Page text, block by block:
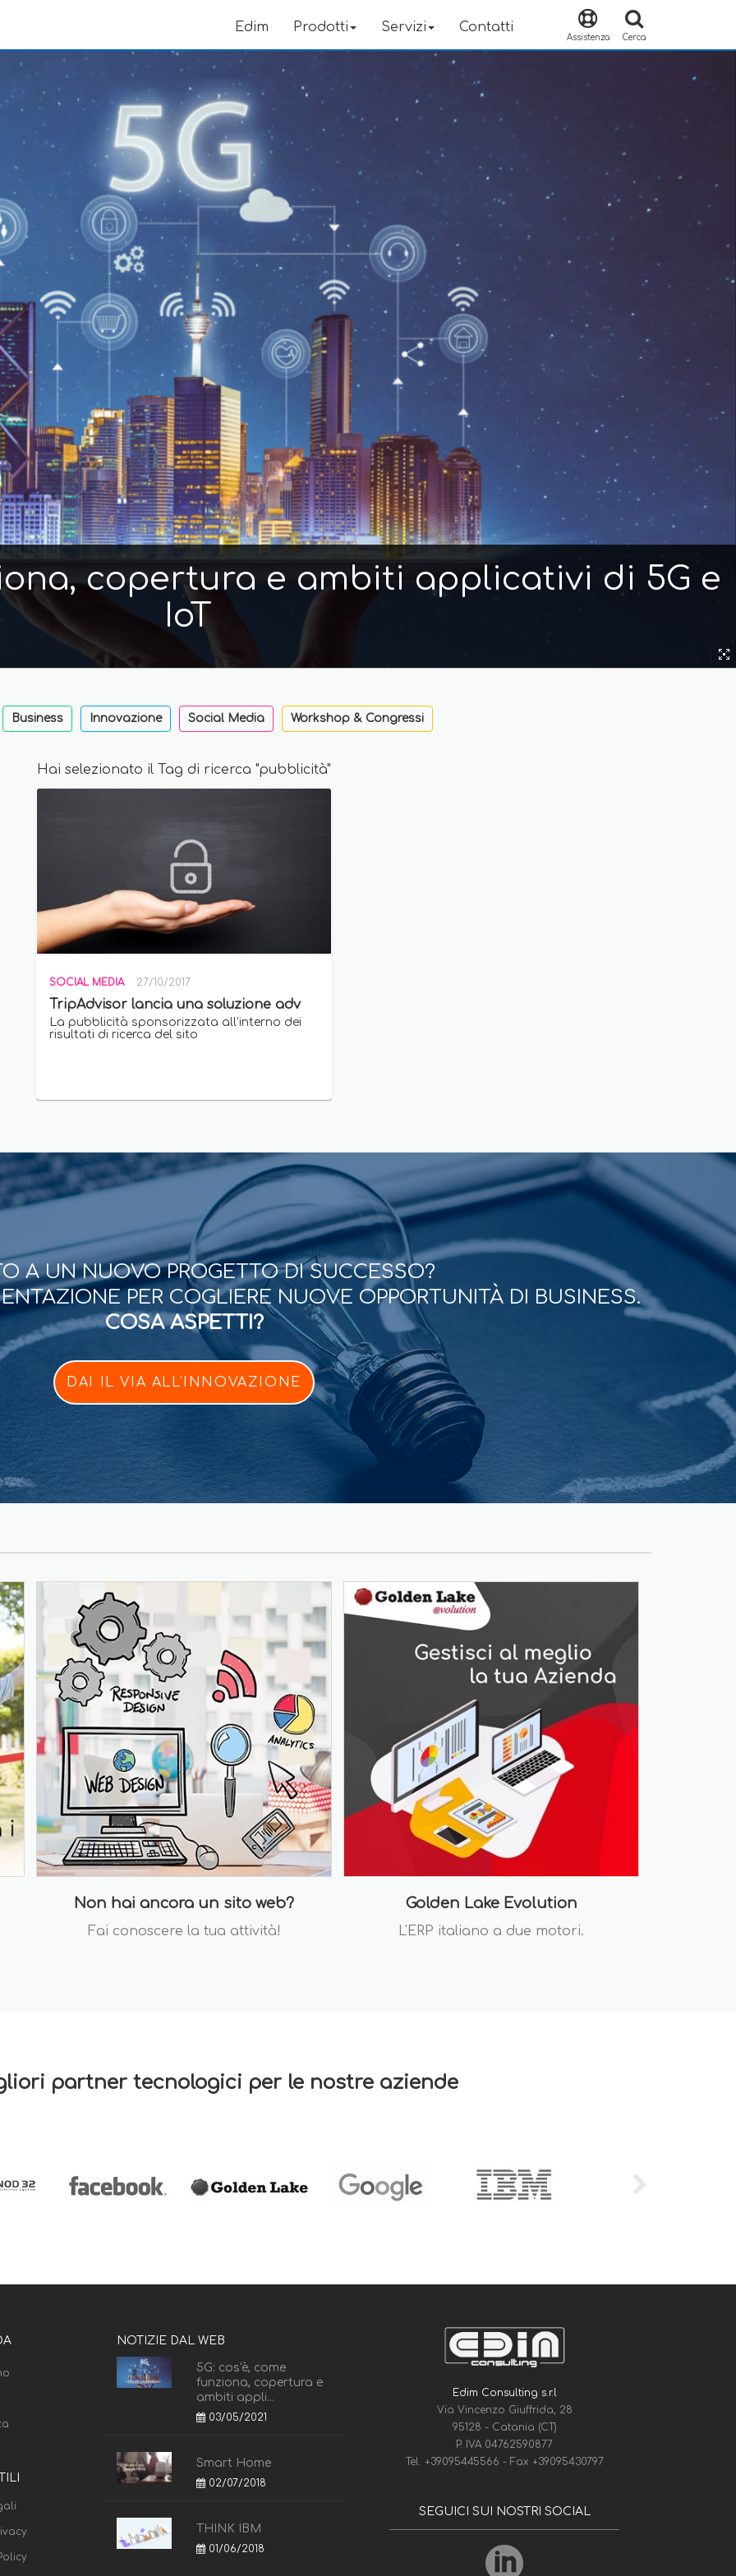
Edim Prodotti Servizi Contatti
Assistenza Cerca
copertura e ambiti applicativi di 5G e
IoT
Business Innovazione Social Media Workshop & Congressi
Hai selezionato il Tag di ricerca "pubblicità"
SOCIAL MEDIA 27/10/2017
TripAdvisor lancia una soluzione adv
La pubblicità sponsorizzata all’interno dei
risultati di ricerca del sito
A UN NUOVO PROGETTO DI SUCCESSO?
PER COGLIERE NUOVE OPPORTUNITÀ DI BUSINESS.
COSA ASPETTI?
DAI IL VIA ALL'INNOVAZIONE
Non hai ancora un sito web?
Fai conoscere la tua attività!
Golden Lake Evolution
L'ERP italiano a due motori.
partner tecnologici per le nostre aziende
NOTIZIE DAL WEB
5G: cos'è, come
funziona, copertura e
ambiti appli...
03/05/2021
Smart Home
02/07/2018
THINK IBM
01/06/2018
Edim Consulting s.r.l
Via Vincenzo Giuffrida, 28
95128 - Catania (CT)
P. IVA 04762590877
Tel. +39095445566 - Fax +39095430797
SEGUICI SUI NOSTRI SOCIAL